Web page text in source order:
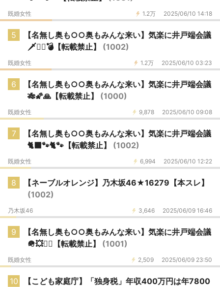
1.2万 2025/06/10 14:18
既婚女性
5
【名無し奥も○○奥もみんな来い】気楽に井戸端会議
🗡️⛓️‍💥💣️【転載禁止】 (1002)
1.2万 2025/06/10 03:23
既婚女性
6
【名無し奥も○○奥もみんな来い】気楽に井戸端会議
🎋🌠🙏【転載禁止】 (1000)
9,878 2025/06/10 09:08
既婚女性
7
【名無し奥も○○奥もみんな来い】気楽に井戸端会議
🐈‍⬛🐾🐈🐾【転載禁止】 (1002)
6,994 2025/06/10 12:22
既婚女性
8
【ネーブルオレンジ】乃木坂46★16279【本スレ】
(1002)
3,646 2025/06/09 16:46
乃木坂46
9
【名無し奥も○○奥もみんな来い】気楽に井戸端会議
🪖💥🙅‍♀️【転載禁止】 (1001)
2,509 2025/06/09 23:50
既婚女性
10
【こども家庭庁】「独身税」年収400万円は年7800